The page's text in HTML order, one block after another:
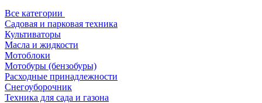
Все категории
Садовая и парковая техника
Культиваторы
Масла и жидкости
Мотоблоки
Мотобуры (бензобуры)
Расходные принадлежности
Снегоуборочник
Техника для сада и газона